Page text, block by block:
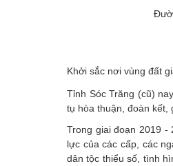
Khởi sắc nơi vùng đất
Tỉnh Sóc Trăng (cũ)
tụ hòa thuận, đoàn kết,
Trong giai đoạn 2019
lực của các cấp, các
dân tộc thiểu số, tình